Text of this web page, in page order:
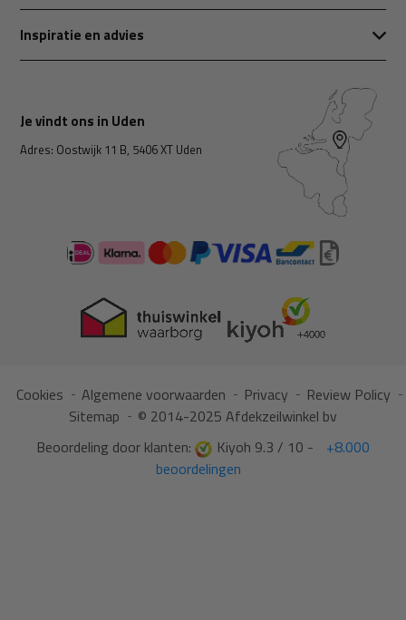
Inspiratie en advies
Je vindt ons in Uden
Adres: Oostwijk 11 B, 5406 XT Uden
Cookies Algemene voorwaarden Privacy
Review Policy
Sitemap
© 2014-2025 Afdekzeilwinkel bv
Beoordeling door klanten:
Kiyoh 9.3 / 10 -
+8.000
beoordelingen